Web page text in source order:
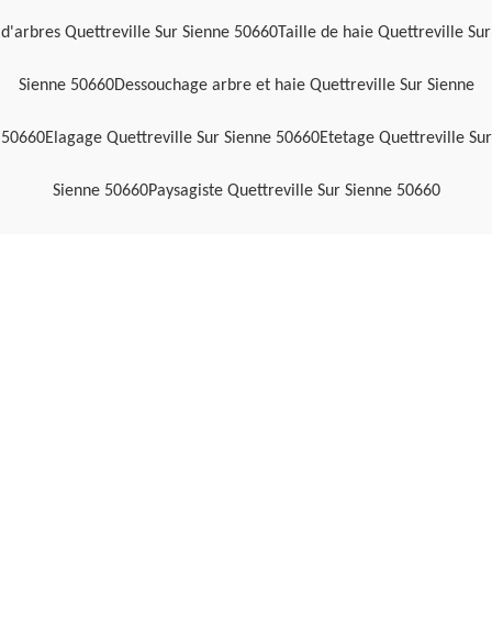
d'arbres Quettreville Sur Sienne 50660Taille de haie Quettreville Sur
Sienne 50660Dessouchage arbre et haie Quettreville Sur Sienne
50660Elagage Quettreville Sur Sienne 50660Etetage Quettreville Sur
Sienne 50660Paysagiste Quettreville Sur Sienne 50660